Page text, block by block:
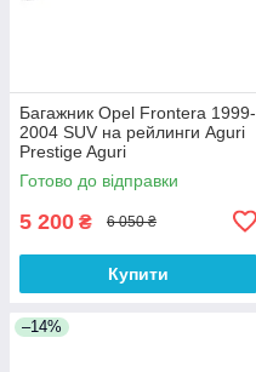
Багажник Opel Frontera 1999-
2004 SUV на рейлинги Aguri
Prestige Aguri
Готово до відправки
5 200 ₴ 6 050 ₴
Купити
–14%